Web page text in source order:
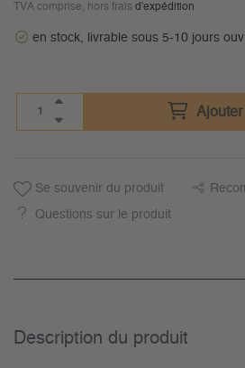
TVA comprise, hors frais d'expédition
en stock, livrable sous 5-10 jours
Se souvenir du produit
Questions sur le produit
Description du­ produit